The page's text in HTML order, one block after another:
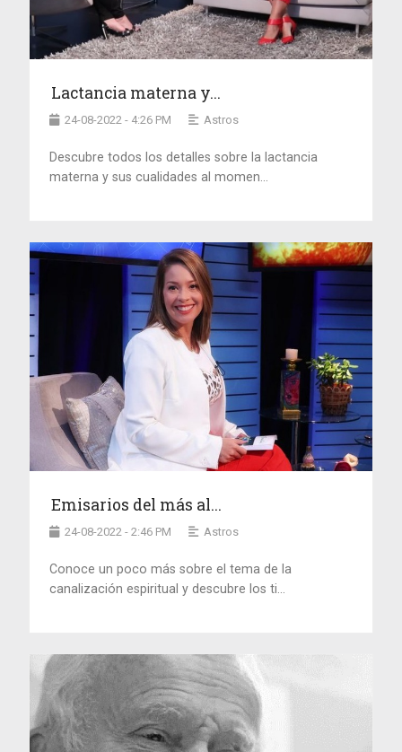
Lactancia materna y...
24-08-2022 - 4:26 PM Astros
Descubre todos los detalles sobre la lactancia
materna y sus cualidades al momen...
Emisarios del más al...
24-08-2022 - 2:46 PM Astros
Conoce un poco más sobre el tema de la
canalización espiritual y descubre los ti...